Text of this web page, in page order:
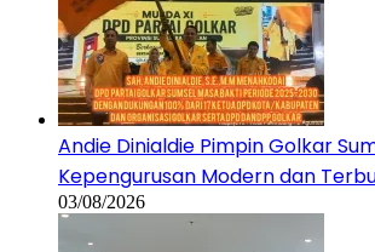
Andie Dinialdie Pimpin Golkar
Kepengurusan Modern dan
03/08/2026